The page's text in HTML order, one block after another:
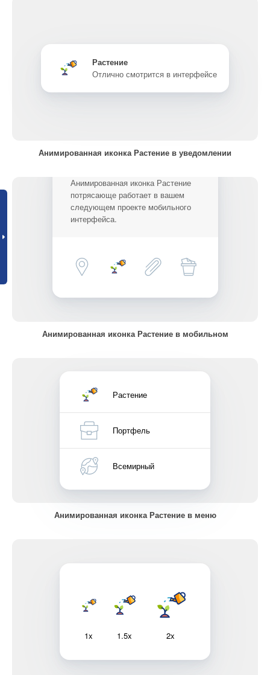
Растение
Отлично смотрится в интерфейсе
Анимированная иконка Растение в уведомлении
Анимированная иконка Растение
потрясающе работает в вашем
следующем проекте мобильного
интерфейса.
Анимированная иконка Растение в мобильном
Растение
Портфель
Всемирный
Анимированная иконка Растение в меню
1x 1.5x 2x